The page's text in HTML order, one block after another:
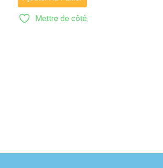
Mettre de côté